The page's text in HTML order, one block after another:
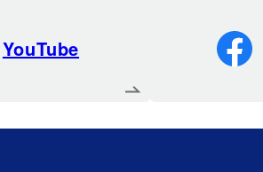
YouTube